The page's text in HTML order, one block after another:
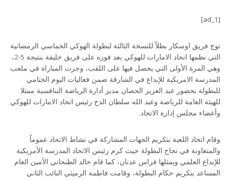
[ad_1]
توج فريق اوسكار بطلاً للنسخة الثالثة لبطولة الهوكي الخماسي الرمضانية
التي نظمها اتحاد الامارات للهوكي بعد فوزه على فريق خليفة بنتيجة 5-2،
وهي المرة الأولى التي يحصل فيها على اللقب، وجرت المباراة في ملعب
المدرسة الامريكية للإبداع في الشارقة ضمن فعاليات اليوم الختامي
للبطولة بحضور عبد العزيز الحصان مدير أدارة الرياضة التنافسية ممثلا
للهيئة العامة للرياضة وعبد الله سلطان الدح رئيس اتحاد الامارات للهوكي
وأعضاء مجلس إدارة الاتحاد.
وقام اتحاد اللعبة بتكريم الجهات المشاركة في نشاط الاتحاد عموماً
والمتعاونة في نجاح البطولة حيث كرم رئيس الاتحاد المدرسة الأمريكية
للإبداع العلمي ويمثلها فراس عدنان، كما قام خالد الظنحاني الأمين العام
المساعد بتكريم حكام البطولة، وقامت فاطمة الرميثي النائب الثاني